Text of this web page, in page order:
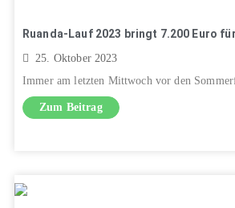
Ruanda-Lauf 2023 bringt 7.200 Euro
25. Oktober 2023
Immer am letzten Mittwoch vor den
Zum Beitrag